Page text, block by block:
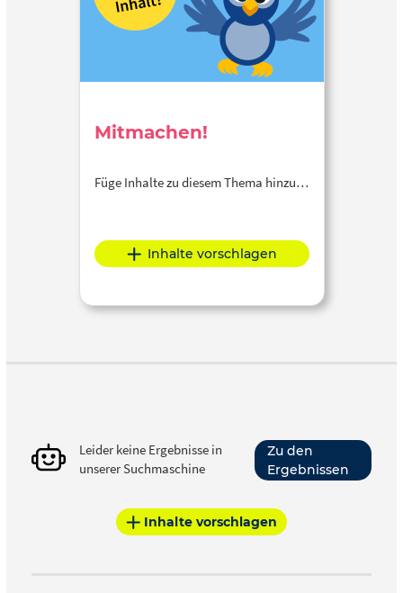
Mitmachen!
Füge Inhalte zu diesem Thema hinzu…
Inhalte vorschlagen
Leider keine Ergebnisse in
unserer Suchmaschine
Zu den
Ergebnissen
Inhalte vorschlagen